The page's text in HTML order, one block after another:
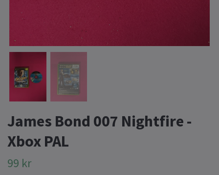
James Bond 007 Nightfire -
Xbox PAL
99 kr